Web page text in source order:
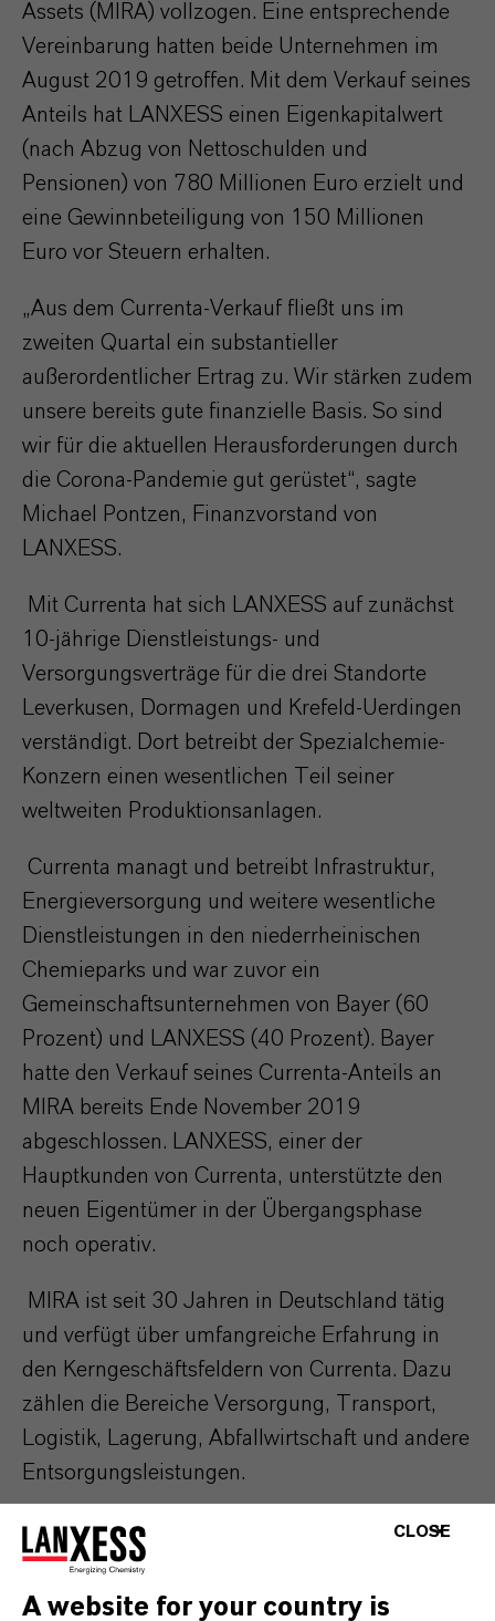
Assets (MIRA) vollzogen. Eine entsprechende
Vereinbarung hatten beide Unternehmen im
August 2019 getroffen. Mit dem Verkauf seines
Anteils hat LANXESS einen Eigenkapitalwert
(nach Abzug von Nettoschulden und
Pensionen) von 780 Millionen Euro erzielt und
eine Gewinnbeteiligung von 150 Millionen
Euro vor Steuern erhalten.
„Aus dem Currenta-Verkauf fließt uns im
zweiten Quartal ein substantieller
außerordentlicher Ertrag zu. Wir stärken zudem
unsere bereits gute finanzielle Basis. So sind
wir für die aktuellen Herausforderungen durch
die Corona-Pandemie gut gerüstet“, sagte
Michael Pontzen, Finanzvorstand von
LANXESS.
Mit Currenta hat sich LANXESS auf zunächst
10-jährige Dienstleistungs- und
Versorgungsverträge für die drei Standorte
Leverkusen, Dormagen und Krefeld-Uerdingen
verständigt. Dort betreibt der Spezialchemie-
Konzern einen wesentlichen Teil seiner
weltweiten Produktionsanlagen.
Currenta managt und betreibt Infrastruktur,
Energieversorgung und weitere wesentliche
Dienstleistungen in den niederrheinischen
Chemieparks und war zuvor ein
Gemeinschaftsunternehmen von Bayer (60
Prozent) und LANXESS (40 Prozent). Bayer
hatte den Verkauf seines Currenta-Anteils an
MIRA bereits Ende November 2019
abgeschlossen. LANXESS, einer der
Hauptkunden von Currenta, unterstützte den
neuen Eigentümer in der Übergangsphase
noch operativ.
MIRA ist seit 30 Jahren in Deutschland tätig
und verfügt über umfangreiche Erfahrung in
den Kerngeschäftsfeldern von Currenta. Dazu
zählen die Bereiche Versorgung, Transport,
Logistik, Lagerung, Abfallwirtschaft und andere
Entsorgungsleistungen.
CLOSE
A website for your country is